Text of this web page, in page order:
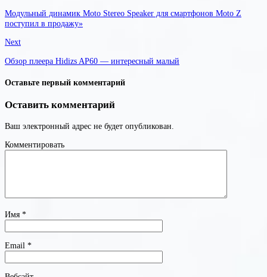
Модульный динамик Moto Stereo Speaker для смартфонов Moto Z
поступил в продажу»
Next
Обзор плеера Hidizs AP60 — интересный малый
Оставьте первый комментарий
Оставить комментарий
Ваш электронный адрес не будет опубликован.
Комментировать
Имя *
Email *